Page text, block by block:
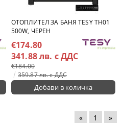
ОТОПЛИТЕЛ ЗА БАНЯ TESY TH01
500W, ЧЕРЕН
€174.80
341.88 лв. с ДДС
€184.00
359.87 лв. с ДДС
« 1 »